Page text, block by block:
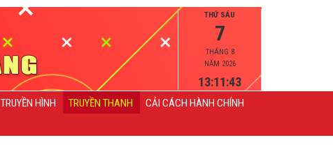
THỨ SÁU
7
THÁNG 8
NĂM 2026
13:11:43
TRUYỀN HÌNH TRUYỀN THANH
CẢI CÁCH HÀNH CHÍNH